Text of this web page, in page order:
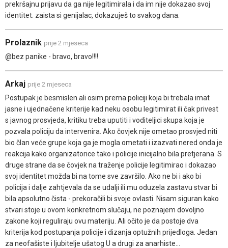
prekršajnu prijavu da ga nije legitimirala i da im nije dokazao svoj
identitet. zaista si genijalac, dokazuješ to svakog dana.
Prolaznik prije 2 mjeseca
@bez panike - bravo, bravo!!!!
Arkaj prije 2 mjeseca
Postupak je besmislen ali osim prema policiji koja bi trebala imat
jasne i ujednačene kriterije kad neku osobu legitimirat ili čak privest
s javnog prosvjeda, kritiku treba uputiti i voditeljici skupa koja je
pozvala policiju da intervenira. Ako čovjek nije ometao prosvjed niti
bio član veće grupe koja ga je mogla ometati i izazvati nered onda je
reakcija kako organizatorice tako i policije inicijalno bila pretjerana. S
druge strane da se čovjek na traženje policije legitimirao i dokazao
svoj identitet možda bi na tome sve završilo. Ako ne bi i ako bi
policija i dalje zahtjevala da se udalji ili mu oduzela zastavu stvar bi
bila apsolutno čista - prekoračili bi svoje ovlasti. Nisam siguran kako
stvari stoje u ovom konkretnom slučaju, ne poznajem dovoljno
zakone koji reguliraju ovu materiju. Ali očito je da postoje dva
kriterija kod postupanja policije i dizanja optužnih prijedloga. Jedan
za neofašiste i ljubitelje ušatog U a drugi za anarhiste...